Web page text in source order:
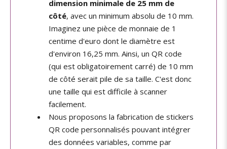
dimension minimale de 25 mm de
côté, avec un minimum absolu de 10 mm.
Imaginez une pièce de monnaie de 1
centime d'euro dont le diamètre est
d'environ 16,25 mm. Ainsi, un QR code
(qui est obligatoirement carré) de 10 mm
de côté serait pile de sa taille. C'est donc
une taille qui est difficile à scanner
facilement.
Nous proposons la fabrication de stickers
QR code personnalisés pouvant intégrer
des données variables, comme par